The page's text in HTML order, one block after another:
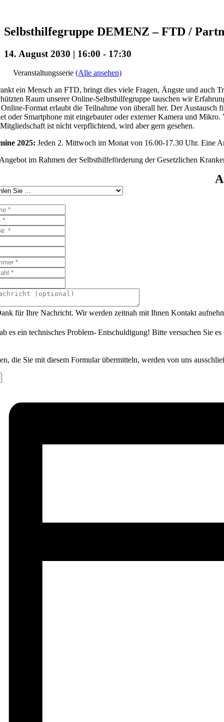
Selbsthilfegruppe DEMENZ – FTD /
14. August 2030 | 16:00 - 17:30
Veranstaltungsserie (Alle ansehen)
ein Mensch an FTD, bringt dies viele Fragen, Ängste und auch
Raum unserer Online-Selbsthilfegruppe tauschen wir
Format erlaubt die Teilnahme von überall her. Der
oder Smartphone mit eingebauter oder externer Kamera und
ist nicht verpflichtend, wird aber gern gesehen.
2025: Jeden 2. Mittwoch im Monat von 16.00-17.30 Uhr. Eine
im Rahmen der Selbsthilfeförderung der Gesetzlichen
für Ihre Nachricht. Wir werden zeitnah mit Ihnen Kontakt
es ein technisches Problem- Entschuldigung! Bitte versuchen Sie
die Sie mit diesem Formular übermitteln, werden von uns